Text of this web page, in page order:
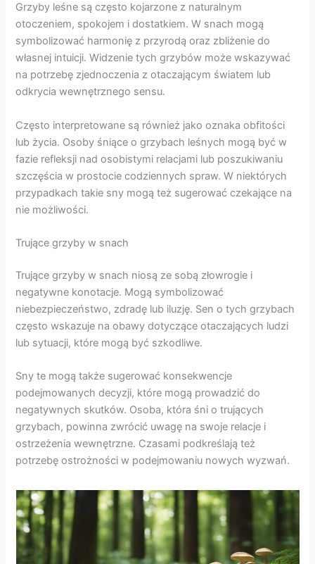
Grzyby leśne są często kojarzone z naturalnym
otoczeniem, spokojem i dostatkiem. W snach mogą
symbolizować harmonię z przyrodą oraz zbliżenie do
własnej intuicji. Widzenie tych grzybów może wskazywać
na potrzebę zjednoczenia z otaczającym światem lub
odkrycia wewnętrznego sensu.
Często interpretowane są również jako oznaka obfitości
lub życia. Osoby śniące o grzybach leśnych mogą być w
fazie refleksji nad osobistymi relacjami lub poszukiwaniu
szczęścia w prostocie codziennych spraw. W niektórych
przypadkach takie sny mogą też sugerować czekające na
nie możliwości.
Trujące grzyby w snach
Trujące grzyby w snach niosą ze sobą złowrogie i
negatywne konotacje. Mogą symbolizować
niebezpieczeństwo, zdradę lub iluzję. Sen o tych grzybach
często wskazuje na obawy dotyczące otaczających ludzi
lub sytuacji, które mogą być szkodliwe.
Sny te mogą także sugerować konsekwencje
podejmowanych decyzji, które mogą prowadzić do
negatywnych skutków. Osoba, która śni o trujących
grzybach, powinna zwrócić uwagę na swoje relacje i
ostrzeżenia wewnętrzne. Czasami podkreślają też
potrzebę ostrożności w podejmowaniu nowych wyzwań.